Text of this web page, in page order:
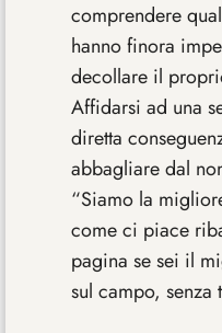
comprendere
hanno finora
decollare il
Affidarsi ad una
diretta
abbagliare dal
“Siamo la
come ci piace
pagina se sei il
sul campo,